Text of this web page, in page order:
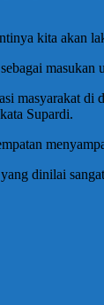
kita akan
masyarakat
Supardi.
dinilai